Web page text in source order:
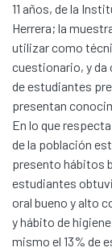
11 años, de la
Herrera; la
utilizar como
cuestionario, y da
de estudiantes
presentan
En lo que
de la población
presento hábitos
estudiantes
oral bueno y alto
y hábito de
mismo el 13% de